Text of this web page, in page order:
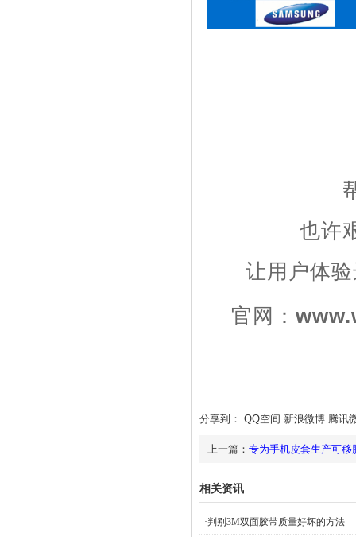
也许
让用户体
官网：
分享到： QQ空间 新浪微博 腾讯
上一篇： 专为手机皮套生产可
相关资讯
·判别3M双面胶带质量好坏的方法